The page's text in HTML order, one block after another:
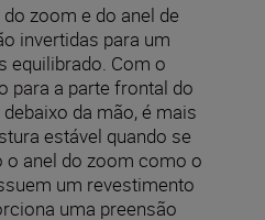
zoom e do anel de
invertidas para um
equilibrado. Com o
para a parte frontal do
da mão, é mais
estável quando se
o anel do zoom como o
um revestimento
uma preensão